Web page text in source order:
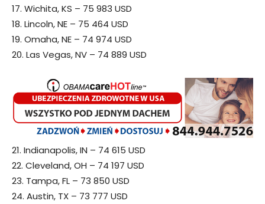
17. Wichita, KS – 75 983 USD
18. Lincoln, NE – 75 464 USD
19. Omaha, NE – 74 974 USD
20. Las Vegas, NV – 74 889 USD
21. Indianapolis, IN – 74 615 USD
22. Cleveland, OH – 74 197 USD
23. Tampa, FL – 73 850 USD
24. Austin, TX – 73 777 USD